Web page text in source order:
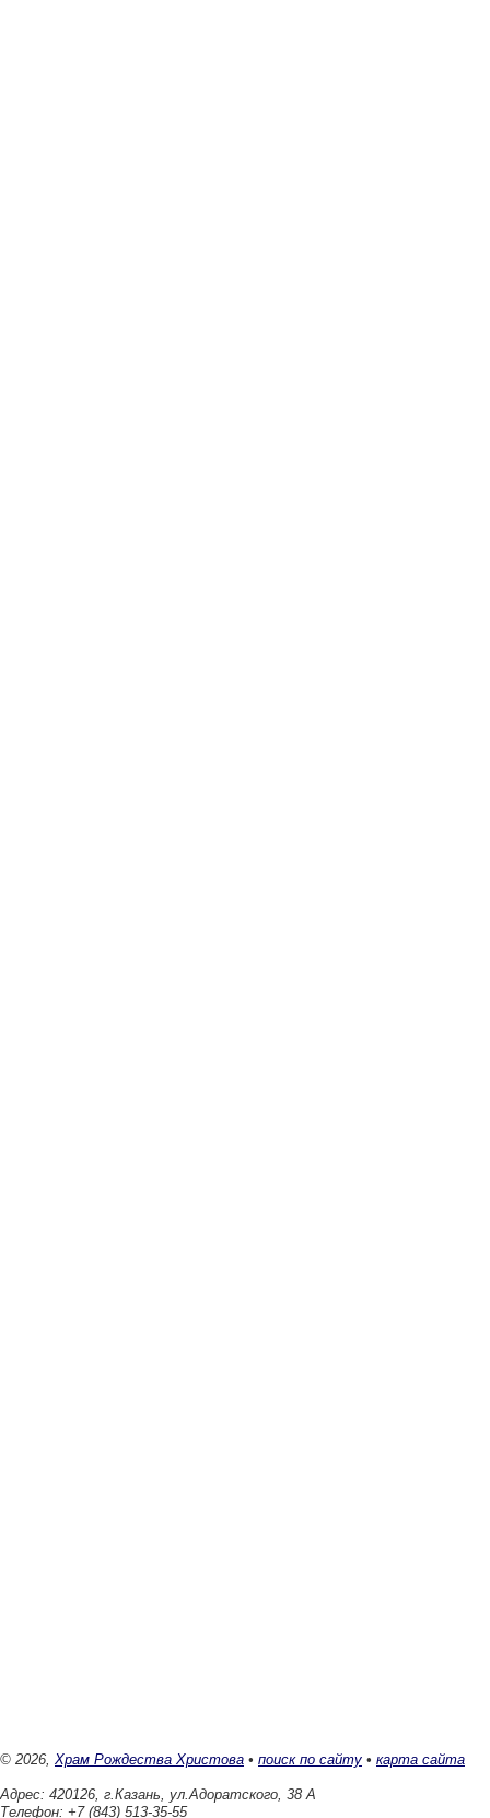
© 2026, Храм Рождества Христова • поиск по сайту • карта сайта
Адрес: 420126, г.Казань, ул.Адоратского, 38 А
Телефон: +7 (843) 513-35-55